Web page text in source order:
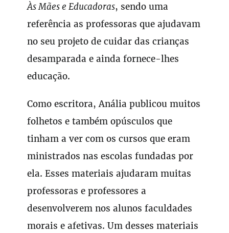
Às Mães e Educadoras, sendo uma
referência as professoras que ajudavam
no seu projeto de cuidar das crianças
desamparada e ainda fornece-lhes
educação.
Como escritora, Anália publicou muitos
folhetos e também opúsculos que
tinham a ver com os cursos que eram
ministrados nas escolas fundadas por
ela. Esses materiais ajudaram muitas
professoras e professores a
desenvolverem nos alunos faculdades
morais e afetivas. Um desses materiais